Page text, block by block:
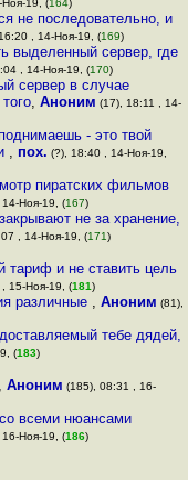
19, (164)
не последовательно, и
, 14-Ноя-19, (169)
выделенный сервер, где
, 14-Ноя-19, (170)
сервер в случае
, Аноним (17), 18:11 , 14-
- это твой
, пох. (?), 18:40 , 14-Ноя-19,
пиратских фильмов
Ноя-19, (167)
не за хранение,
, 14-Ноя-19, (171)
тариф и не ставить цель
15-Ноя-19, (181)
различные , Аноним (81),
тебе дядей,
(183)
,Аноним (185), 08:31 , 16-
всеми нюансами
Ноя-19, (186)